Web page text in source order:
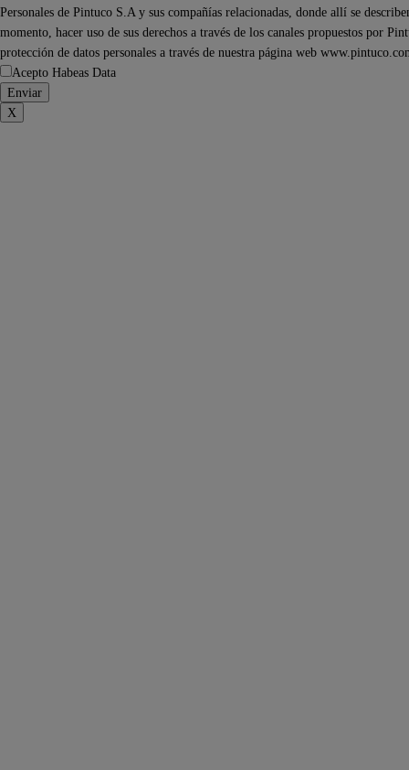
Personales de Pintuco S.A y sus compañías relacionadas, donde allí se
momento, hacer uso de sus derechos a través de los canales propuestos por
protección de datos personales a través de nuestra página web
Acepto Habeas Data
X